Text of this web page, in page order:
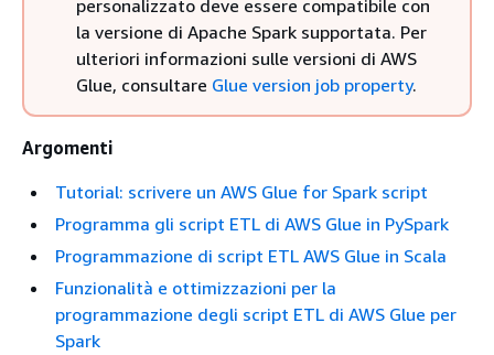
personalizzato deve essere compatibile con
la versione di Apache Spark supportata. Per
ulteriori informazioni sulle versioni di AWS
Glue, consultare Glue version job property.
Argomenti
Tutorial: scrivere un AWS Glue for Spark script
Programma gli script ETL di AWS Glue in PySpark
Programmazione di script ETL AWS Glue in Scala
Funzionalità e ottimizzazioni per la
programmazione degli script ETL di AWS Glue per
Spark